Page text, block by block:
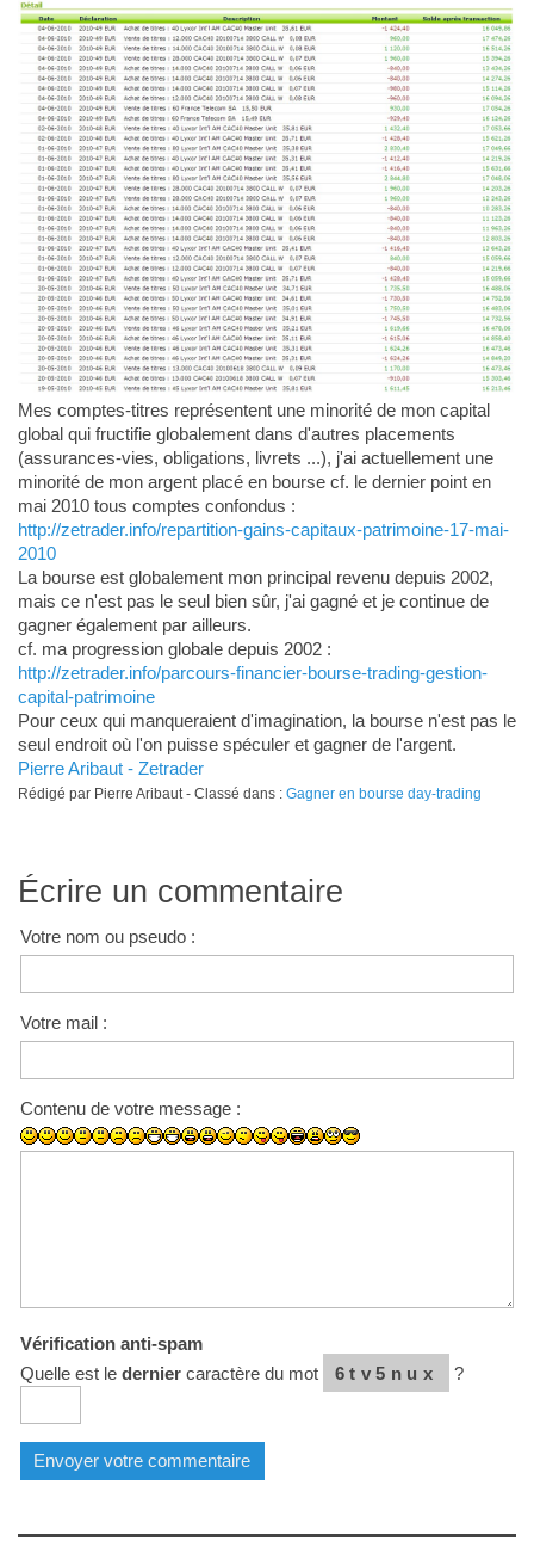
Mes comptes-titres représentent une minorité de mon capital
global qui fructifie globalement dans d'autres placements
(assurances-vies, obligations, livrets ...), j'ai actuellement une
minorité de mon argent placé en bourse cf. le dernier point en
mai 2010 tous comptes confondus :
http://zetrader.info/repartition-gains-capitaux-patrimoine-17-mai-
2010
La bourse est globalement mon principal revenu depuis 2002,
mais ce n'est pas le seul bien sûr, j'ai gagné et je continue de
gagner également par ailleurs.
cf. ma progression globale depuis 2002 :
http://zetrader.info/parcours-financier-bourse-trading-gestion-
capital-patrimoine
Pour ceux qui manqueraient d'imagination, la bourse n'est pas le
seul endroit où l'on puisse spéculer et gagner de l'argent.
Pierre Aribaut - Zetrader
Rédigé par Pierre Aribaut - Classé dans : Gagner en bourse day-trading
Écrire un commentaire
Votre nom ou pseudo :
Votre mail :
Contenu de votre message :
Vérification anti-spam
Quelle est le derniercaractère du mot 6tv5nux ?